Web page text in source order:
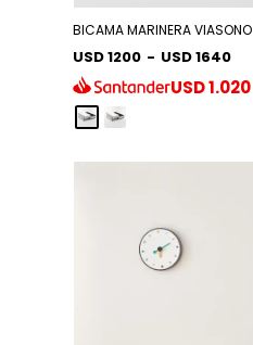
BICAMA MARINERA VIASONO
USD 1200 - USD 1640
USD1.020